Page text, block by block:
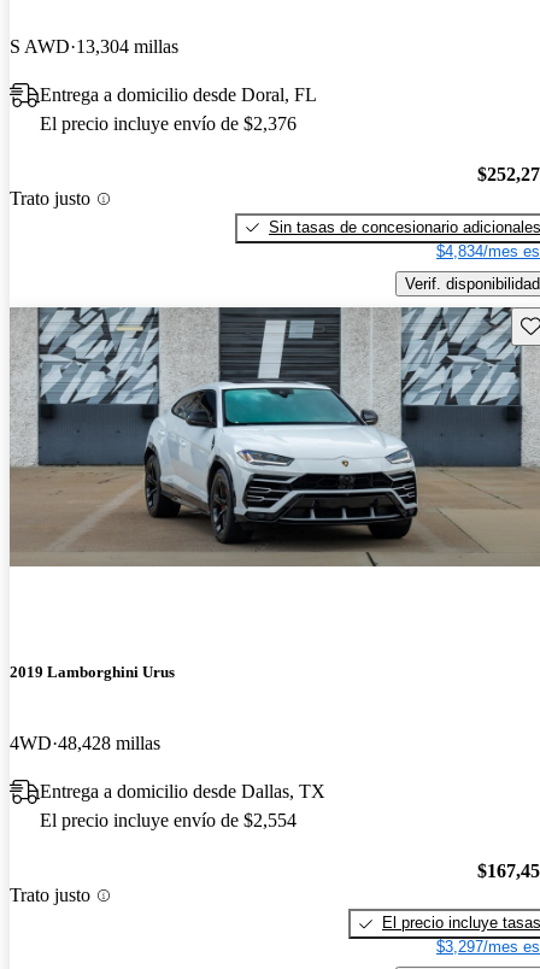
S AWD 13,304 millas
Entrega a domicilio desde Doral, FL
El precio incluye envío de $2,376
Trato justo
Sin tasas de concesionario adicionales
$4,834/mes
Verif. disponibilidad
2019 Lamborghini Urus
4WD 48,428 millas
Entrega a domicilio desde Dallas, TX
El precio incluye envío de $2,554
Trato justo
El precio incluye tasas
$3,297/mes